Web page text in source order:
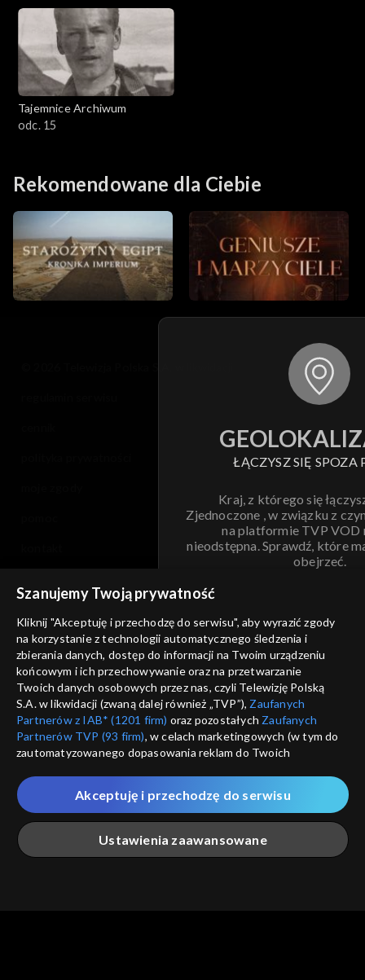
Tajemnice Archiwum
odc. 15
Rekomendowane dla Ciebie
ŁĄCZYSZ SIĘ SPOZA
Kraj, z którego się
Zjednoczone , w związku z
na platformie TVP VOD
nieodstępna. Sprawdź, które
obejrzeć.
ANULUJ
informacje o dostawcy usług
Szanujemy Twoją prywatność
Kliknij "Akceptuję i przechodzę do serwisu", aby wyrazić zgody
na korzystanie z technologii automatycznego śledzenia i
zbierania danych, dostęp do informacji na Twoim urządzeniu
końcowym i ich przechowywanie oraz na przetwarzanie
Twoich danych osobowych przez nas, czyli Telewizję Polską
S.A. w likwidacji (zwaną dalej również „TVP”), Zaufanych
Partnerów z IAB* (1201 firm) oraz pozostałych Zaufanych
Partnerów TVP (93 firm), w celach marketingowych (w tym do
zautomatyzowanego dopasowania reklam do Twoich
które wskazujemy poniżej, a także zgody na udostępnianie
przez nas identyfikatora PPID do Google.
Twoje dane osobowe zbierane podczas odwiedzania przez
Ciebie naszych
poszczególnych serwisówzwanych dalej
„Portalem”, w tym informacje zapisywane za pomocą
Ustawienia zaawansowane
Akceptuję i przechodzę do serwisu